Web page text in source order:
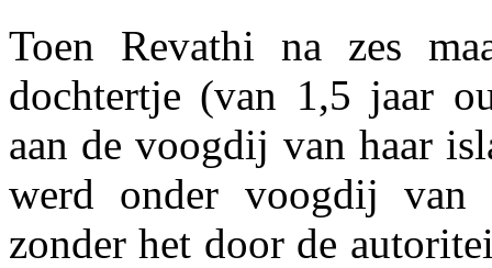
Toen Revathi na zes
dochtertje (van 1,5 jaar
aan de voogdij van haar
werd onder voogdij van
zonder het door de